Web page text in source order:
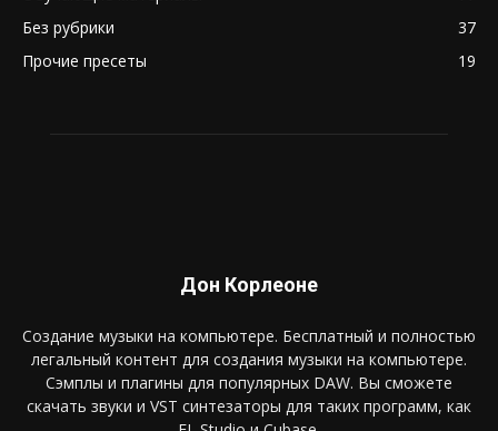
Без рубрики
37
Прочие пресеты
19
Дон Корлеоне
Создание музыки на компьютере. Бесплатный и полностью
легальный контент для создания музыки на компьютере.
Сэмплы и плагины для популярных DAW. Вы сможете
скачать звуки и VST синтезаторы для таких программ, как